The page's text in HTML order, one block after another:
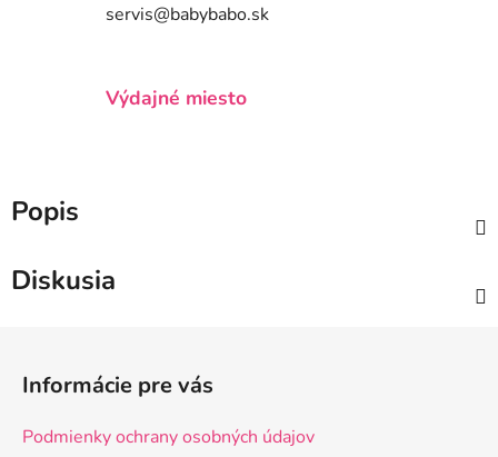
servis@babybabo.sk
Výdajné miesto
Popis
Diskusia
Informácie pre vás
Podmienky ochrany osobných údajov